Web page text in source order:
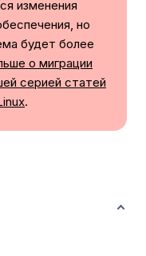
изменения
но
будет более
о миграции
серией статей
.